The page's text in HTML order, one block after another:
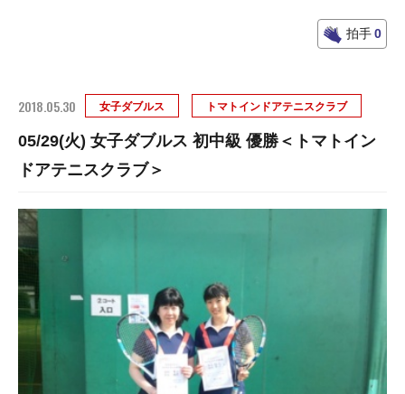
拍手0
2018.05.30 女子ダブルス トマトインドアテニスクラブ
05/29(火) 女子ダブルス 初中級 優勝＜トマトイン
ドアテニスクラブ＞